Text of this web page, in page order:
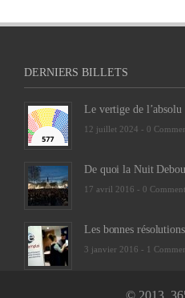
DERNIERS BILLETS
Le vertige de l’absolu
12 juillet 2024 - 0
De quoi la Nuit
17 avril 2016 - 0 Comment
Les bonnes
3 janvier 2016 - 1
© 2013.